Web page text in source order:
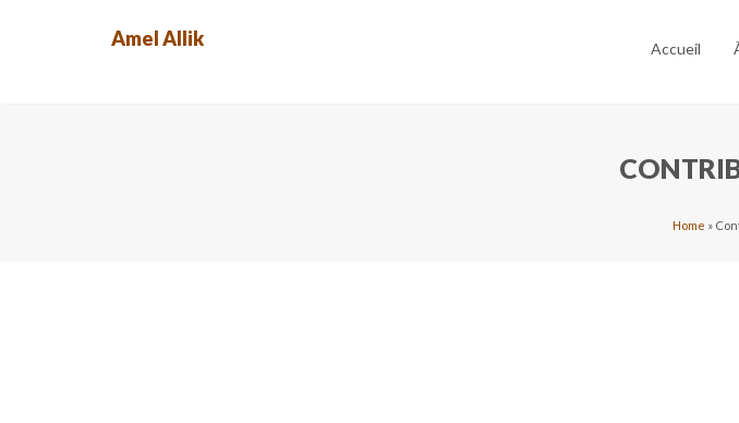
Amel Allik Accueil
Home »